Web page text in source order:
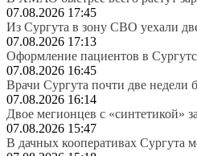
07.08.2026 17:45
Из Сургута в зону СВО уехали
07.08.2026 17:13
Оформление пациентов в
07.08.2026 16:45
Врачи Сургута почти две недели
07.08.2026 16:14
Двое мегионцев с «синтетикой»
07.08.2026 15:47
В дачных кооперативах Сургута